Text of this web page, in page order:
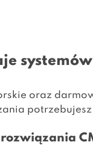
systemów
oraz